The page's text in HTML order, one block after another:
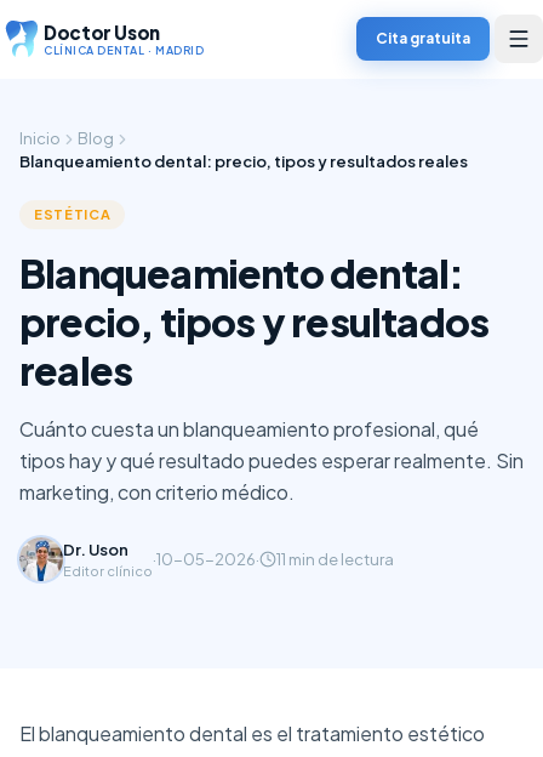
Doctor Uson
CLÍNICA DENTAL · MADRID
Cita gratuita
Inicio
Blog
Blanqueamiento dental: precio, tipos y resultados reales
ESTÉTICA
Blanqueamiento dental:
precio, tipos y resultados
reales
Cuánto cuesta un blanqueamiento profesional, qué
tipos hay y qué resultado puedes esperar realmente. Sin
marketing, con criterio médico.
Dr. Uson
Editor clínico
·10-05-2026· 11 min de lectura
El blanqueamiento dental es el tratamiento estético